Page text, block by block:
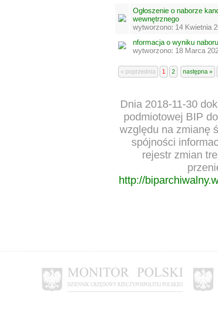
Ogłoszenie o naborze
wewnętrznego
wytworzono: 14 Kwietnia
nformacja o wyniku
wytworzono: 18 Marca
« poprzednia 1 2 następna »
Dnia 2018-11-30
podmiotowej BIP
względu na zmianę
spójności
rejestr zmian
http://